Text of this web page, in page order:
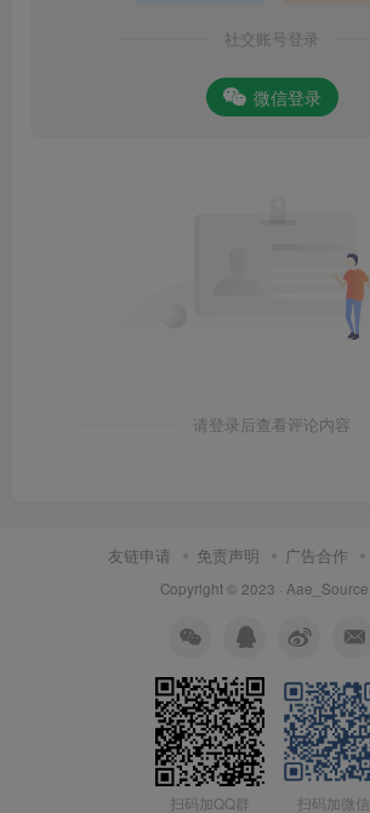
社交账号登录
微信登录
请登录后查看评论内容
友链申请 免责声明 广告合作
Copyright © 2023 · Aae_Source
扫码加QQ群 扫码加微信